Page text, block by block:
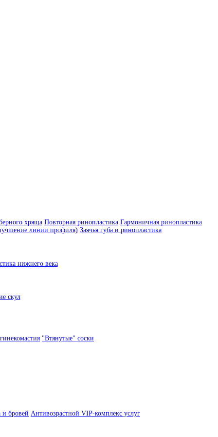
хряща Повторная ринопластика Гармоничная ринопластика
линии профиля) Заячья губа и ринопластика
нижнего века
скул
"Втянутые" соски
и бровей Антивозрастной VIP-комплекс услуг